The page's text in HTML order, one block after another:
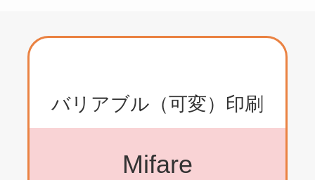
バリアブル（可変）印刷
Mifare